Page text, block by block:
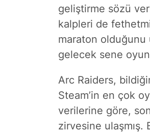
geliştirme sözü
kalpleri de
maraton olduğunu
gelecek sene
Arc Raiders,
Steam’in en çok
verilerine göre,
zirvesine ulaşmış.